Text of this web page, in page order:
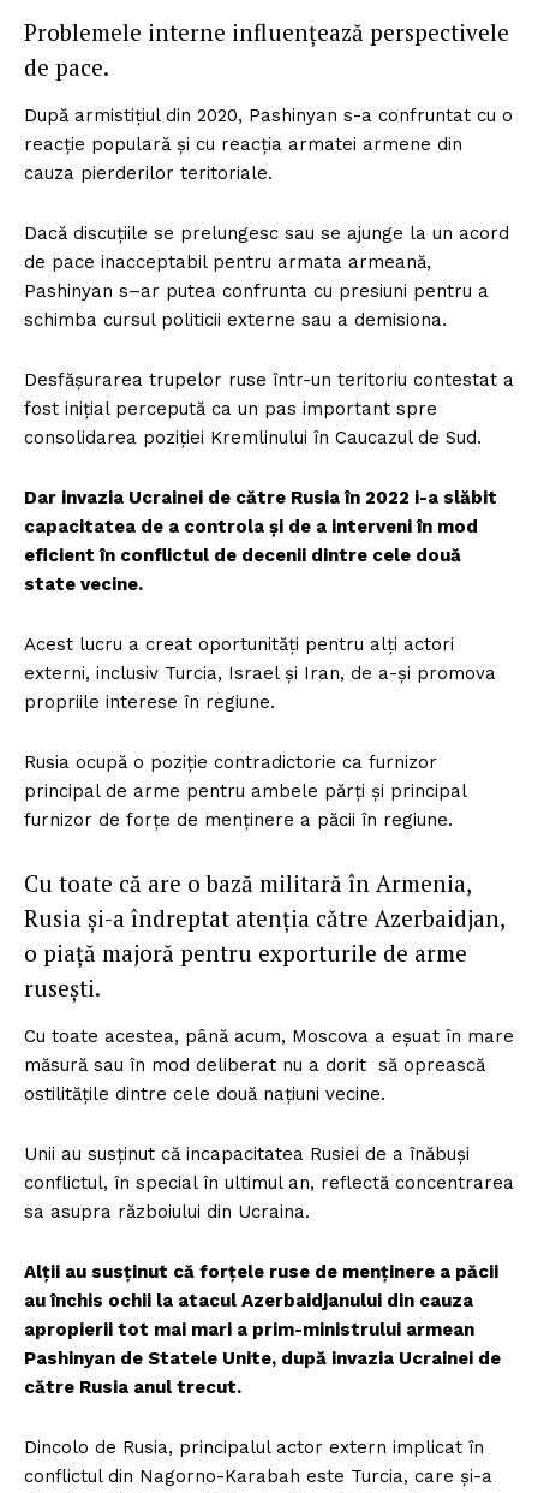
Problemele interne influențează perspectivele
de pace.
După armistițiul din 2020, Pashinyan s-a confruntat cu o
reacție populară și cu reacția armatei armene din
cauza pierderilor teritoriale.
Dacă discuțiile se prelungesc sau se ajunge la un acord
de pace inacceptabil pentru armata armeană,
Pashinyan s–ar putea confrunta cu presiuni pentru a
schimba cursul politicii externe sau a demisiona.
Desfășurarea trupelor ruse într-un teritoriu contestat a
fost inițial percepută ca un pas important spre
consolidarea poziției Kremlinului în Caucazul de Sud.
Dar invazia Ucrainei de către Rusia în 2022 i-a slăbit
capacitatea de a controla și de a interveni în mod
eficient în conflictul de decenii dintre cele două
state vecine.
Acest lucru a creat oportunități pentru alți actori
externi, inclusiv Turcia, Israel și Iran, de a-și promova
propriile interese în regiune.
Rusia ocupă o poziție contradictorie ca furnizor
principal de arme pentru ambele părți și principal
furnizor de forțe de menținere a păcii în regiune.
Cu toate că are o bază militară în Armenia,
Rusia și-a îndreptat atenția către Azerbaidjan,
o piață majoră pentru exporturile de arme
rusești.
Cu toate acestea, până acum, Moscova a eșuat în mare
măsură sau în mod deliberat nu a dorit să oprească
ostilitățile dintre cele două națiuni vecine.
Unii au susținut că incapacitatea Rusiei de a înăbuși
conflictul, în special în ultimul an, reflectă concentrarea
sa asupra războiului din Ucraina.
Alții au susținut că forțele ruse de menținere a păcii
au închis ochii la atacul Azerbaidjanului din cauza
apropierii tot mai mari a prim-ministrului armean
Pashinyan de Statele Unite, după invazia Ucrainei de
către Rusia anul trecut.
Dincolo de Rusia, principalul actor extern implicat în
conflictul din Nagorno-Karabah este Turcia, care și-a